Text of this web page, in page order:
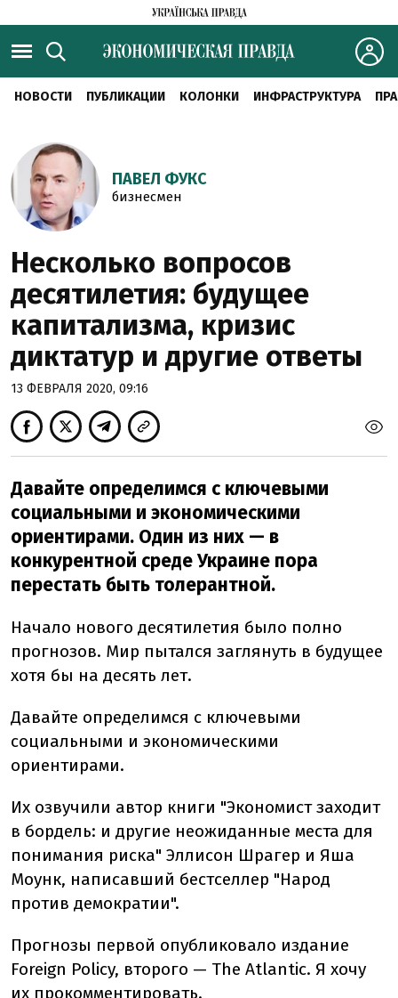
НОВОСТИ ПУБЛИКАЦИИ КОЛОНКИ ИНФРАСТРУКТУРА
ПАВЕЛ ФУКС
бизнесмен
Несколько вопросов
десятилетия: будущее
капитализма, кризис
диктатур и другие ответы
13 ФЕВРАЛЯ 2020, 09:16
Давайте определимся с ключевыми
социальными и экономическими
ориентирами. Один из них — в
конкурентной среде Украине пора
перестать быть толерантной.
Начало нового десятилетия было полно
прогнозов. Мир пытался заглянуть в будущее
хотя бы на десять лет.
Давайте определимся с ключевыми
социальными и экономическими
ориентирами.
Их озвучили автор книги "Экономист заходит
в бордель: и другие неожиданные места для
понимания риска" Эллисон Шрагер и Яша
Моунк, написавший бестселлер "Народ
против демократии".
Прогнозы первой опубликовало издание
Foreign Policy, второго — The Atlantic. Я хочу
их прокомментировать.